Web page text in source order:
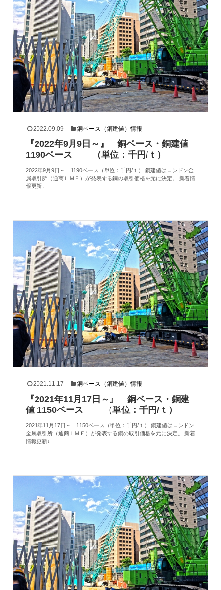
2022.09.09 銅ベース（銅建値）情報
『2022年9月9日～』 銅ベース・銅建値
1190ベース （単位：千円/ｔ）
2022年9月9日～ 1190ベース（単位：千円/ｔ） 銅建値はロンドン金
属取引所（通商ＬＭＥ）が発表する銅の取引価格を元に決定。 新着情
報更新↓
2021.11.17 銅ベース（銅建値）情報
『2021年11月17日～』 銅ベース・銅建
値 1150ベース （単位：千円/ｔ）
2021年11月17日～ 1150ベース（単位：千円/ｔ） 銅建値はロンドン
金属取引所（通商ＬＭＥ）が発表する銅の取引価格を元に決定。 新着
情報更新↓